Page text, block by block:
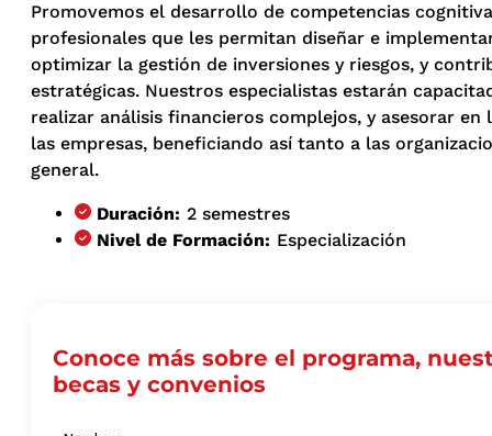
Promovemos el desarrollo de competencias
profesionales que les permitan diseñar e
optimizar la gestión de inversiones y riesgos, y
estratégicas. Nuestros especialistas estarán
realizar análisis financieros complejos, y asesorar
las empresas, beneficiando así tanto a las
general.
Duración: 2 semestres
Nivel de Formación: Especialización
Conoce más sobre el programa,
becas y convenios